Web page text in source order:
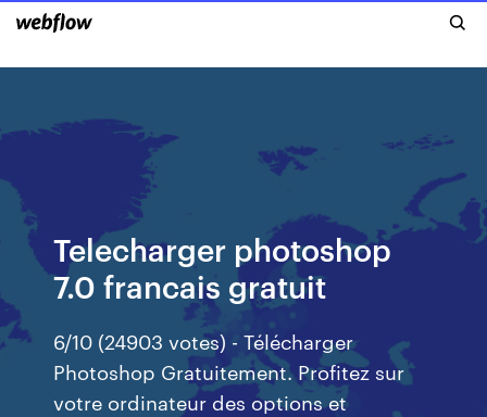
Telecharger photoshop
7.0 francais gratuit
6/10 (24903 votes) - Télécharger
Photoshop Gratuitement. Profitez sur
votre ordinateur des options et